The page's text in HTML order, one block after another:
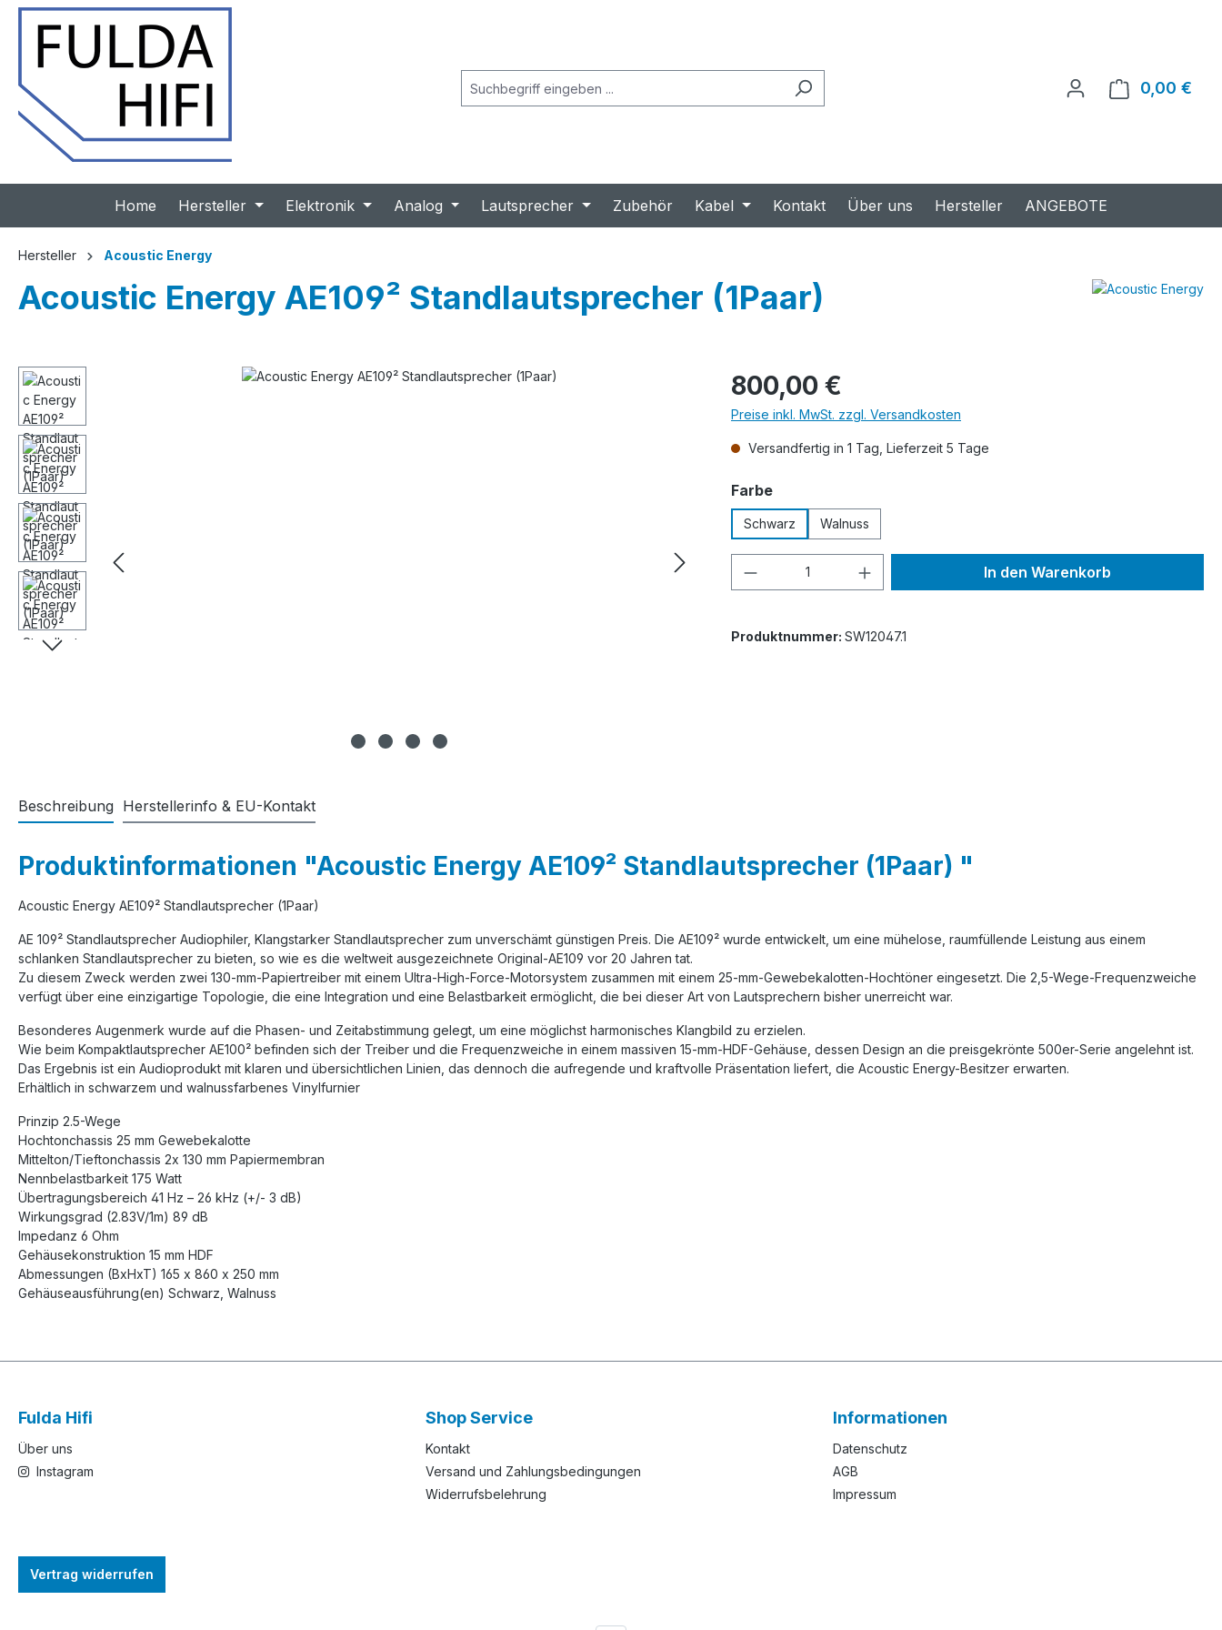
0,00 €
Home Hersteller Elektronik Analog Lautsprecher Zubehör Kabel Kontakt Über uns Hersteller ANGEBOTE
Hersteller Acoustic Energy
Acoustic Energy AE109² Standlautsprecher (1Paar)
Bildergalerie überspringen Regulärer Preis:
800,00 €
Preise inkl. MwSt. zzgl. Versandkosten
Versandfertig in 1 Tag, Lieferzeit 5 Tage
Farbeauswählen
Schwarz Walnuss
Produkt Anzahl: Gib den gewünschten Wert
In den Warenkorb
Produktnummer: SW12047.1
Beschreibung Herstellerinfo & EU-Kontakt
Produktinformationen "Acoustic Energy AE109² Standlautsprecher (1Paar) "
Acoustic Energy AE109² Standlautsprecher (1Paar)
AE 109² Standlautsprecher Audiophiler, Klangstarker Standlautsprecher zum unverschämt günstigen Preis. Die AE109² wurde entwickelt, um eine mühelose, raumfüllende Leistung aus einem
schlanken Standlautsprecher zu bieten, so wie es die weltweit ausgezeichnete Original-AE109 vor 20 Jahren tat.
Zu diesem Zweck werden zwei 130-mm-Papiertreiber mit einem Ultra-High-Force-Motorsystem zusammen mit einem 25-mm-Gewebekalotten-Hochtöner eingesetzt. Die 2,5-Wege-Frequenzweiche
verfügt über eine einzigartige Topologie, die eine Integration und eine Belastbarkeit ermöglicht, die bei dieser Art von Lautsprechern bisher unerreicht war.
Besonderes Augenmerk wurde auf die Phasen- und Zeitabstimmung gelegt, um eine möglichst harmonisches Klangbild zu erzielen.
Wie beim Kompaktlautsprecher AE100² befinden sich der Treiber und die Frequenzweiche in einem massiven 15-mm-HDF-Gehäuse, dessen Design an die preisgekrönte 500er-Serie angelehnt ist.
Das Ergebnis ist ein Audioprodukt mit klaren und übersichtlichen Linien, das dennoch die aufregende und kraftvolle Präsentation liefert, die Acoustic Energy-Besitzer erwarten.
Erhältlich in schwarzem und walnussfarbenes Vinylfurnier
Prinzip 2.5-Wege
Hochtonchassis 25 mm Gewebekalotte
Mittelton/Tieftonchassis 2x 130 mm Papiermembran
Nennbelastbarkeit 175 Watt
Übertragungsbereich 41 Hz – 26 kHz (+/- 3 dB)
Wirkungsgrad (2.83V/1m) 89 dB
Impedanz 6 Ohm
Gehäusekonstruktion 15 mm HDF
Abmessungen (BxHxT) 165 x 860 x 250 mm
Gehäuseausführung(en) Schwarz, Walnuss
Fulda Hifi
Über uns
Instagram
Shop Service
Kontakt
Versand und Zahlungsbedingungen
Widerrufsbelehrung
Informationen
Datenschutz
AGB
Impressum
Vertrag widerrufen